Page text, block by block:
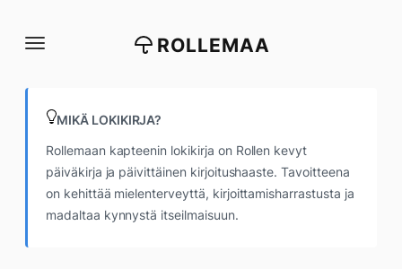
suoraan
ROLLEMAA
MIKÄ LOKIKIRJA?
Rollemaan kapteenin lokikirja on Rollen kevyt
päiväkirja ja päivittäinen kirjoitushaaste. Tavoitteena
on kehittää mielenterveyttä, kirjoittamisharrastusta ja
madaltaa kynnystä itseilmaisuun.